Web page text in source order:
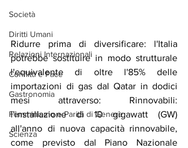
Società
Diritti Umani
Relazioni Internazionali
Conflitti e Pace
Gastronomia
Femminismo e Parità di Genere
Scienza
Ridurre prima di diversificare: l'Italia
potrebbe sostituire in modo strutturale
l'equivalente di oltre l'85% delle
importazioni di gas dal Qatar in dodici
mesi attraverso: Rinnovabili:
l'installazione di 10 gigawatt (GW)
all'anno di nuova capacità rinnovabile,
come previsto dal Piano Nazionale